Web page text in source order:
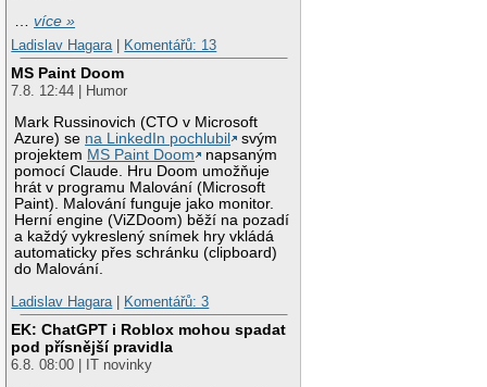
…více »
Ladislav Hagara
Komentářů: 13
MS Paint Doom
7.8. 12:44 | Humor
Mark Russinovich (CTO v Microsoft
Azure) se na LinkedIn pochlubil
svým
projektem MS Paint Doom
napsaným
pomocí Claude. Hru Doom umožňuje
hrát v programu Malování (Microsoft
Paint). Malování funguje jako monitor.
Herní engine (ViZDoom) běží na pozadí
a každý vykreslený snímek hry vkládá
automaticky přes schránku (clipboard)
do Malování.
Ladislav Hagara
Komentářů: 3
EK: ChatGPT i Roblox mohou spadat
pod přísnější pravidla
6.8. 08:00 | IT novinky